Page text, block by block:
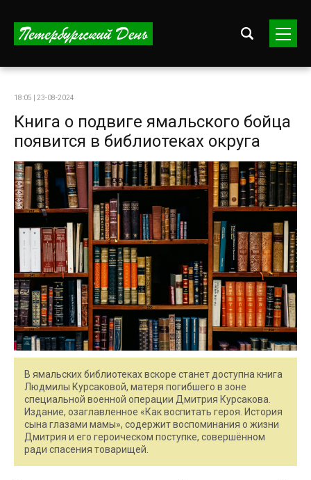
18:05 | 23-08-2024
Книга о подвиге ямальского бойца
появится в библиотеках округа
В ямальских библиотеках вскоре станет доступна книга
Людмилы Курсаковой, матеря погибшего в зоне
специальной военной операции Дмитрия Курсакова.
Издание, озаглавленное «Как воспитать героя. История
сына глазами мамы», содержит воспоминания о жизни
Дмитрия и его героическом поступке, совершённом
ради спасения товарищей.